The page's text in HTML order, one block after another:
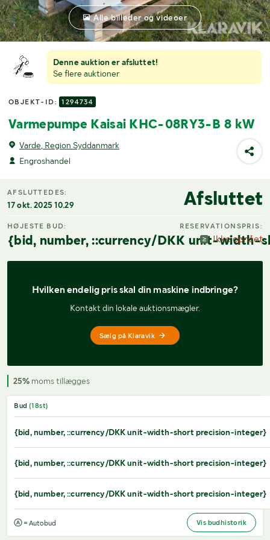
Denne auktion er afsluttet!
Se flere auktioner
OBJEKT-ID: 1294734
Varmepumpe Kaisai KHC-08RY3-B 8 kW
Varde, Region Syddanmark
Engroshandel
Alle billeder og videoer
AFSLUTTEDES:
17 okt. 2025 10.29 Afsluttet
HØJESTE BUD:
{bid, number, ::currency/DKK unit-width-
RESERVATIONSPRIS:
Ikke opnået
Hvilken endelig pris skal din maskine indbringe?
Kontakt din lokale auktionsmægler.
Sælg på Klaravik
25% moms tillægges
Bud (18st)
{bid, number, ::currency/DKK unit-width-short precision-integer}
{bid, number, ::currency/DKK unit-width-short precision-integer}
{bid, number, ::currency/DKK unit-width-short precision-integer}
= Autobud Vis budhistorik